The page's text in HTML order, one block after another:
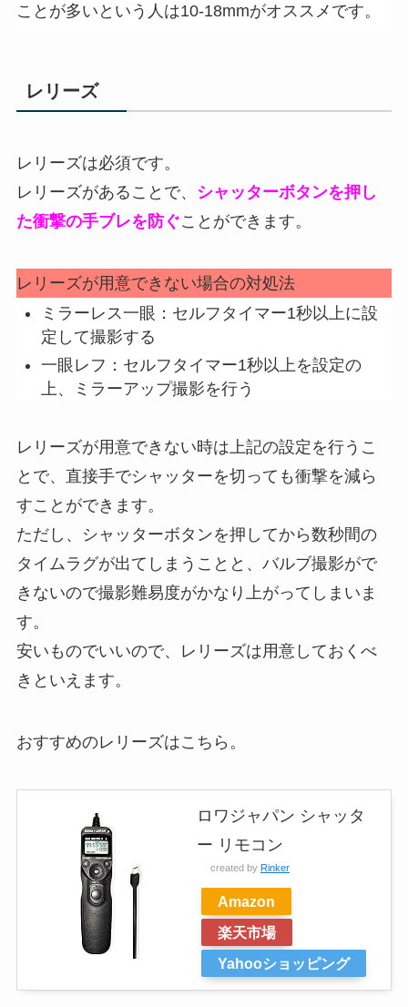
ことが多いという人は10-18mmがオススメです。
レリーズ
レリーズは必須です。
レリーズがあることで、 シャッターボタンを押し
た衝撃の手ブレを防ぐことができます。
レリーズが用意できない場合の対処法
ミラーレス一眼：セルフタイマー1秒以上に設
定して撮影する
一眼レフ：セルフタイマー1秒以上を設定の
上、ミラーアップ撮影を行う
レリーズが用意できない時は上記の設定を行うこ
とで、直接手でシャッターを切っても衝撃を減ら
すことができます。
ただし、シャッターボタンを押してから数秒間の
タイムラグが出てしまうことと、バルブ撮影がで
きないので撮影難易度がかなり上がってしまいま
す。
安いものでいいので、レリーズは用意しておくべ
きといえます。
おすすめのレリーズはこちら。
ロワジャパン シャッタ
ー リモコン
created by Rinker
Amazon
楽天市場
Yahooショッピング